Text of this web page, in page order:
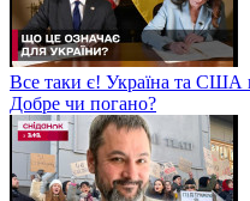
Все таки є! Україна та США
Добре чи погано?